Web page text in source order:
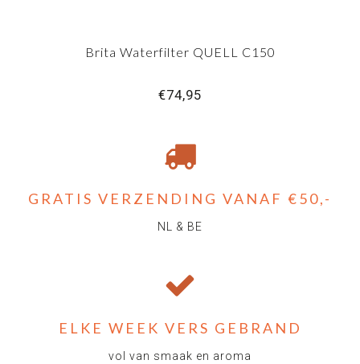
Brita Waterfilter QUELL C150
€74,95
GRATIS VERZENDING VANAF €50,-
NL & BE
ELKE WEEK VERS GEBRAND
vol van smaak en aroma